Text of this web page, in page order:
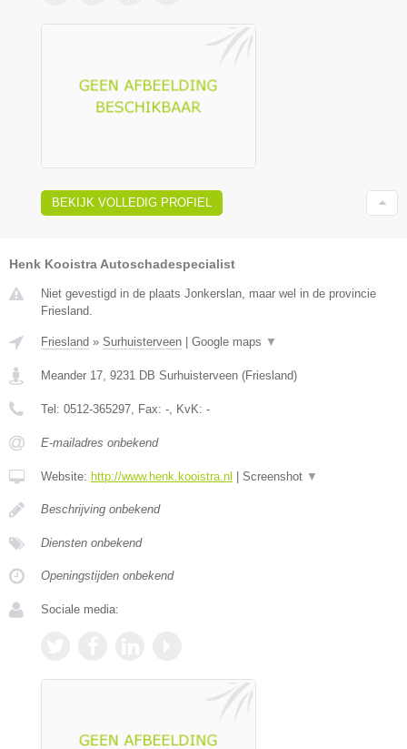
BEKIJK VOLLEDIG PROFIEL
Henk Kooistra Autoschadespecialist
Niet gevestigd in de plaats Jonkerslan, maar wel in de provincie
Friesland.
Friesland » Surhuisterveen | Google maps ▼
Meander 17 9231 DB Surhuisterveen (Friesland)
Tel: 0512-365297 , Fax: - , KvK: -
E-mailadres onbekend
Website: http://www.henk.kooistra.nl | Screenshot ▼
Beschrijving onbekend
Diensten onbekend
Openingstijden onbekend
Sociale media: